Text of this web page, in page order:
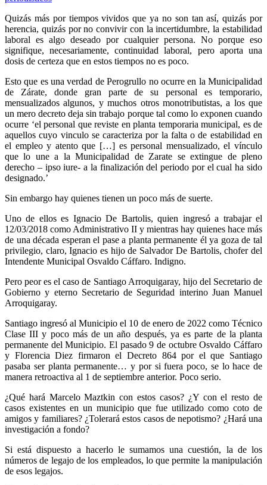
Quizás más por tiempos vividos que ya no son tan así, quizás por
herencia, quizás por no convivir con la incertidumbre, la estabilidad
laboral es algo deseado por cualquier persona. No porque eso
signifique, necesariamente, continuidad laboral, pero aporta una
dosis de certeza que en estos tiempos no es poco.
Esto que es una verdad de Perogrullo no ocurre en la Municipalidad
de Zárate, donde gran parte de su personal es temporario,
mensualizados algunos, y muchos otros monotributistas, a los que
un mero decreto deja sin trabajo porque tal como lo exponen cuando
ocurre ‘el personal que reviste en planta temporaria municipal, es de
aquellos cuyo vinculo se caracteriza por la falta o de estabilidad en
el empleo y atento que […] es personal mensualizado, el vínculo
que lo une a la Municipalidad de Zarate se extingue de pleno
derecho – ipso iure- a la finalización del periodo por el cual ha sido
designado.’
Sin embargo hay quienes tienen un poco más de suerte.
Uno de ellos es Ignacio De Bartolis, quien ingresó a trabajar el
12/03/2018 como Administrativo II y mientras hay quienes hace más
de una década esperan el pase a planta permanente él ya goza de tal
privilegio, claro, Ignacio es hijo de Salvador De Bartolis, chofer del
Intendente Municipal Osvaldo Cáffaro. Indigno.
Pero peor es el caso de Santiago Arroquigaray, hijo del Secretario de
Gobierno y eterno Secretario de Seguridad interino Juan Manuel
Arroquigaray.
Santiago ingresó al Municipio el 10 de enero de 2022 como Técnico
Clase III y poco más de un año después, ya es parte de la planta
permanente del Municipio. El pasado 9 de octubre Osvaldo Cáffaro
y Florencia Diez firmaron el Decreto 864 por el que Santiago
pasaba ser planta permanente… y por si fuera poco, se lo hace de
manera retroactiva al 1 de septiembre anterior. Poco serio.
¿Qué hará Marcelo Maztkin con estos casos? ¿Y con el resto de
casos existentes en un municipio que fue utilizado como coto de
amigos y familiares? ¿Tolerará estos casos de nepotismo? ¿Hará una
investigación a fondo?
Si está dispuesto a hacerlo le sumamos una cuestión, la de los
números de legajo de los empleados, lo que permite la manipulación
de esos legajos.